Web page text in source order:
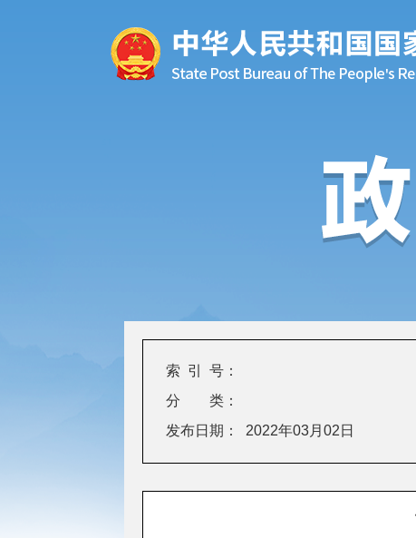
索 引 号：
分 类：
发布日期：
2022年03月02日